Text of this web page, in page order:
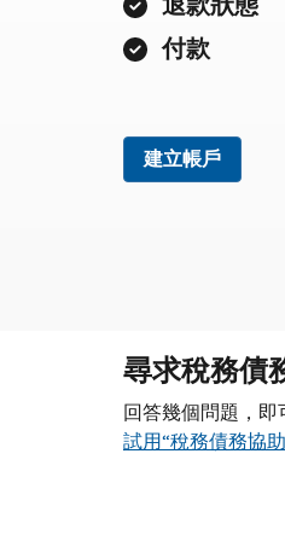
付款
建立帳戶
尋求稅務債
回答幾個問題，即
試用“稅務債務協